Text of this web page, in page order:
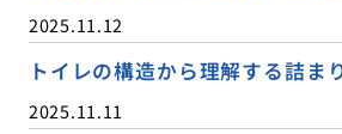
2025.11.12
トイレの構造から理解する詰ま
2025.11.11